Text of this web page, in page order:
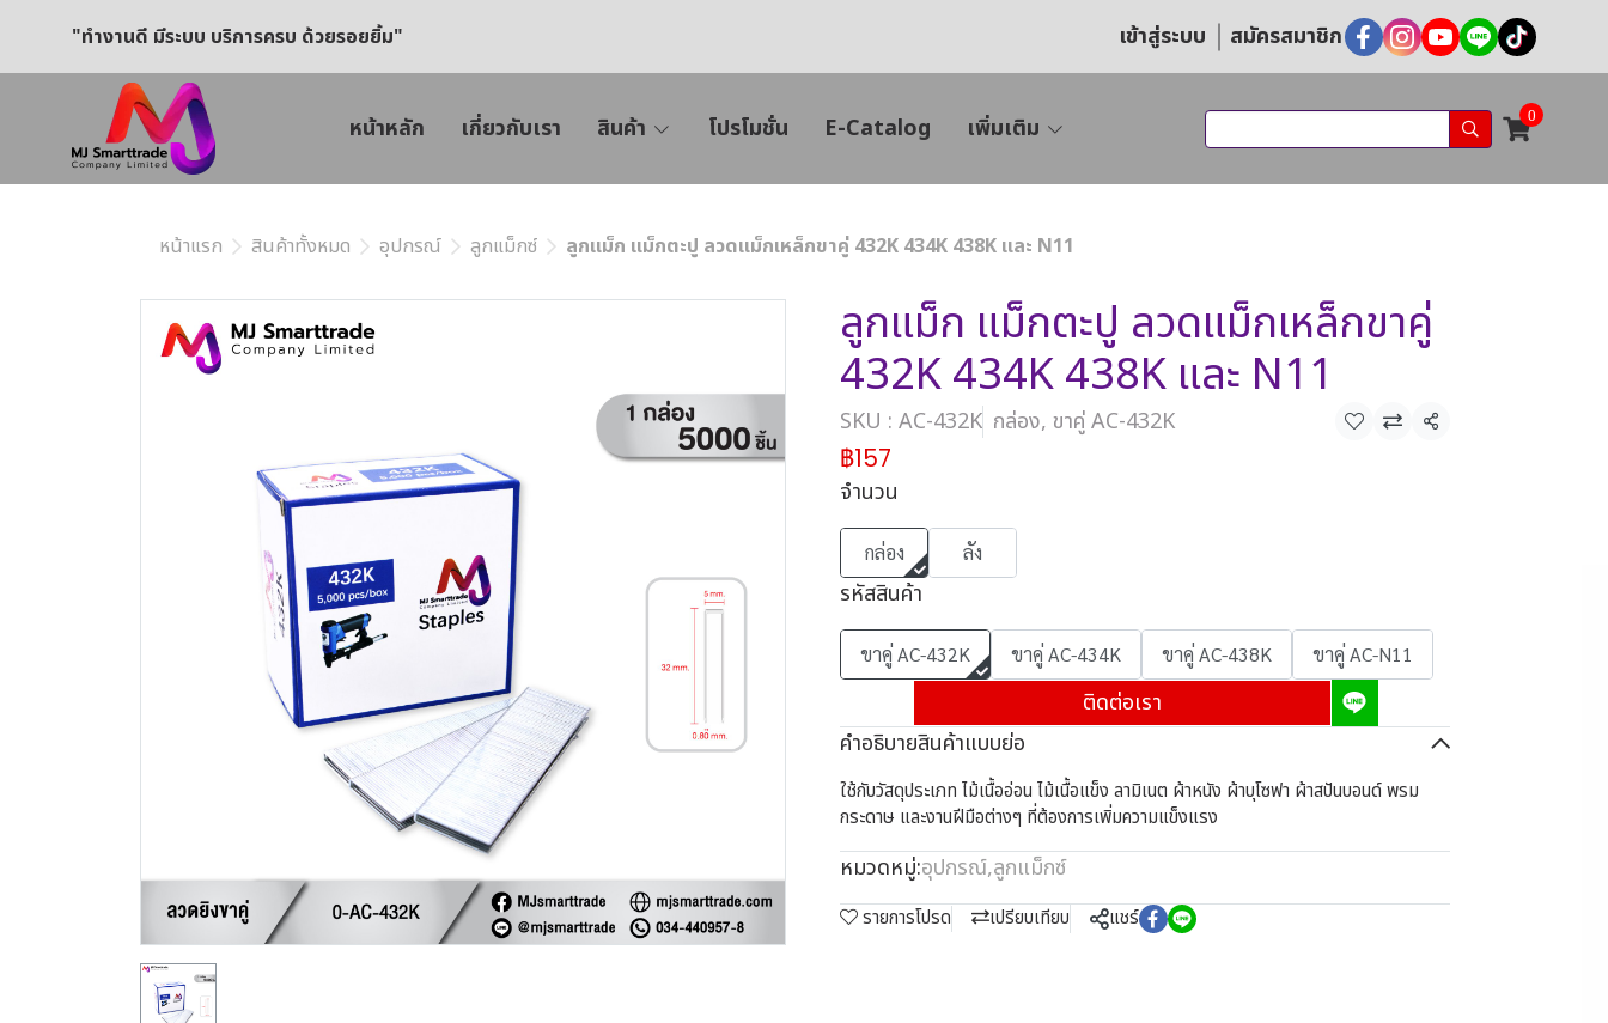
"ทำงานดี มีระบบ บริการครบ ด้วยรอยยิ้ม" เข้าสู่ระบบ สมัครสมาชิก
หน้าหลัก เกี่ยวกับเรา สินค้า โปรโมชั่น E-Catalog เพิ่มเติม 0
หน้าแรก สินค้าทั้งหมด อุปกรณ์ ลูกแม็กซ์ ลูกแม็ก แม็กตะปู ลวดแม็กเหล็กขาคู่ 432K 434K 438K และ N11
ลูกแม็ก แม็กตะปู ลวดแม็กเหล็กขาคู่
432K 434K 438K และ N11
SKU : AC-432K กล่อง, ขาคู่ AC-432K แชร์
฿157
จำนวน
กล่อง ลัง
รหัสสินค้า
ขาคู่ AC-432K ขาคู่ AC-434K ขาคู่ AC-438K ขาคู่ AC-N11
ติดต่อเรา
คำอธิบายสินค้าแบบย่อ
ใช้กับวัสดุประเภท ไม้เนื้ออ่อน ไม้เนื้อแข็ง ลามิเนต ผ้าหนัง ผ้าบุโซฟา ผ้าสปันบอนด์ พรม
กระดาษ และงานฝีมือต่างๆ ที่ต้องการเพิ่มความแข็งแรง
หมวดหมู่:อุปกรณ์,ลูกแม็กซ์
รายการโปรด เปรียบเทียบ แชร์